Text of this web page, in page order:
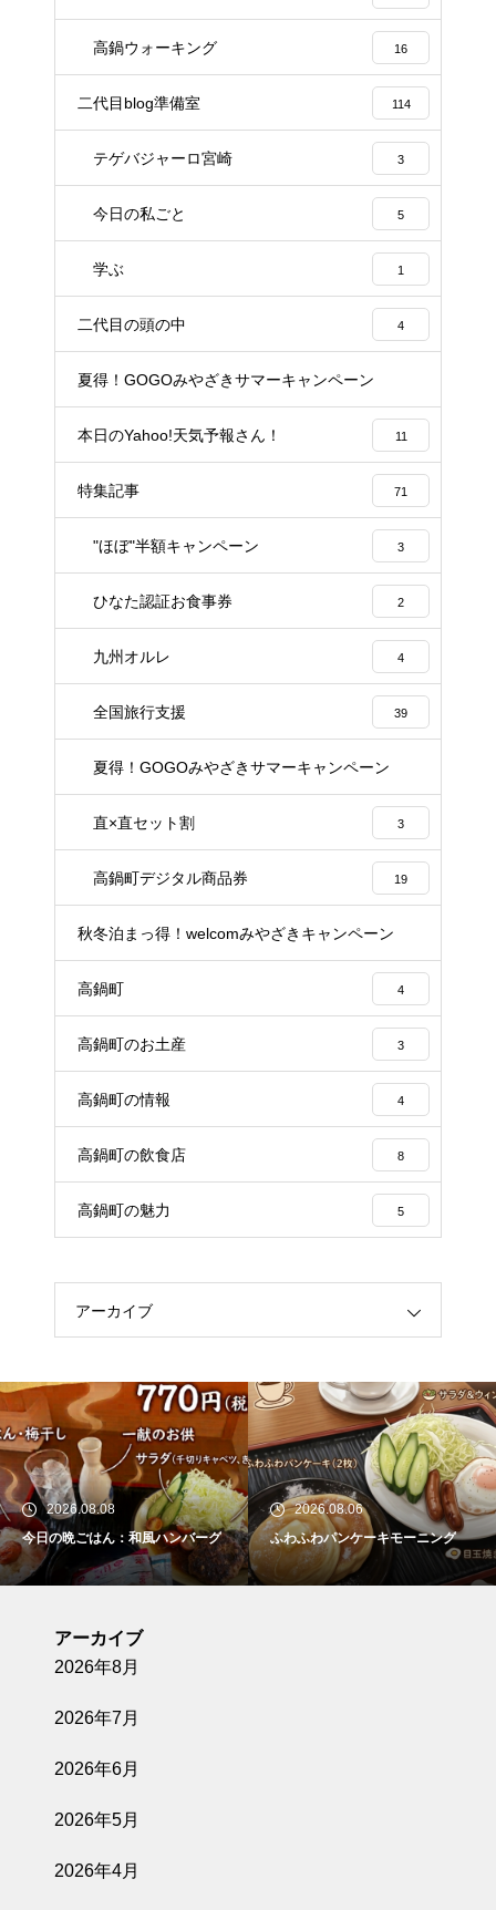
高鍋ウォーキング 16
二代目blog準備室 114
テゲバジャーロ宮崎 3
今日の私ごと 5
学ぶ 1
二代目の頭の中 4
夏得！GOGOみやざきサマーキャンペーン
本日のYahoo!天気予報さん！ 11
特集記事 71
"ほぼ"半額キャンペーン 3
ひなた認証お食事券 2
九州オルレ 4
全国旅行支援 39
夏得！GOGOみやざきサマーキャンペーン
6
直×直セット割 3
高鍋町デジタル商品券 19
秋冬泊まっ得！welcomみやざきキャンペーン
高鍋町 4
高鍋町のお土産 3
高鍋町の情報 4
高鍋町の飲食店 8
高鍋町の魅力 5
アーカイブ
2026.08.08
今日の晩ごはん：和風ハンバーグ
2026.08.06
ふわふわパンケーキモーニング
アーカイブ
2026年8月
2026年7月
2026年6月
2026年5月
2026年4月